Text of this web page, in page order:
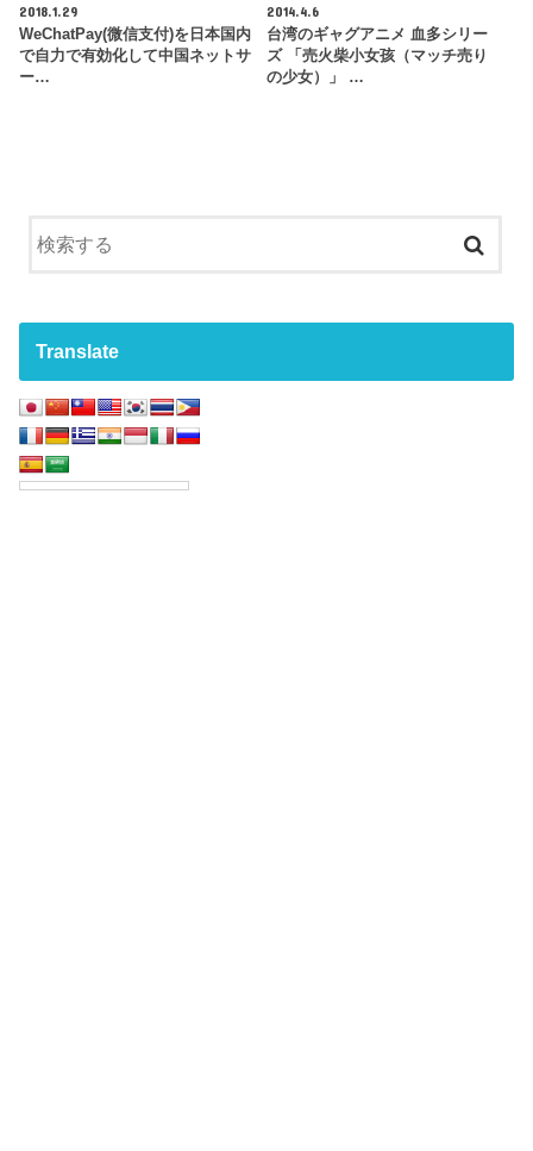
2018.1.29
WeChatPay(微信支付)を日本国内
で自力で有効化して中国ネットサ
ー…
2014.4.6
台湾のギャグアニメ 血多シリー
ズ 「売火柴小女孩（マッチ売り
の少女）」 …
Translate